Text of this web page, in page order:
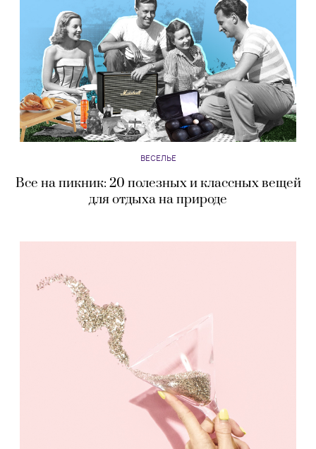
ВЕСЕЛЬЕ
Все на пикник: 20 полезных и классных вещей
для отдыха на природе